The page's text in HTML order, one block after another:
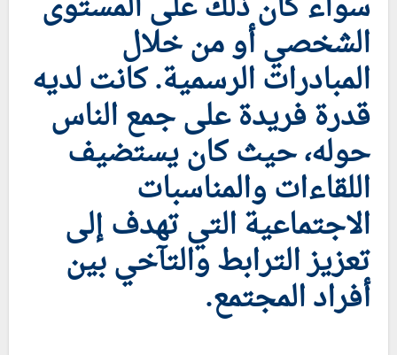
الشخصي أو من خلال
المبادرات الرسمية. كانت لديه
قدرة فريدة على جمع الناس
حوله، حيث كان يستضيف
اللقاءات والمناسبات
الاجتماعية التي تهدف إلى
تعزيز الترابط والتآخي بين
أفراد المجتمع.